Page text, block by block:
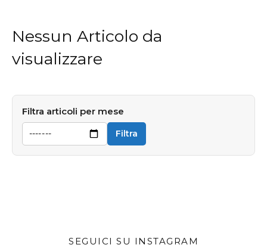
Nessun Articolo da
visualizzare
Filtra articoli per mese
Filtra
SEGUICI SU INSTAGRAM